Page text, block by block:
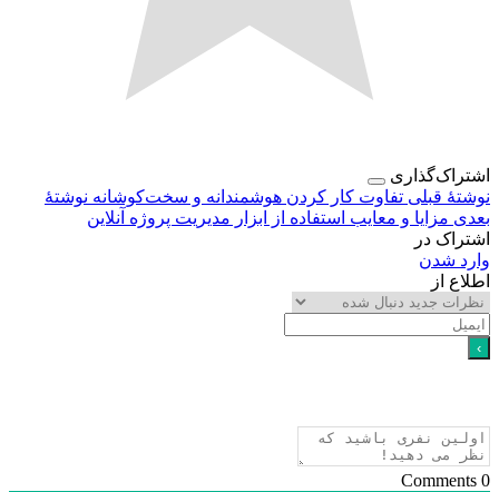
قبلی تفاوت کار کردن هوشمندانه و سخت‌کوشانه نوشتهٔ
مزایا و معایب استفاده از ابزار مدیریت پروژه آنلاین
در
شدن
از